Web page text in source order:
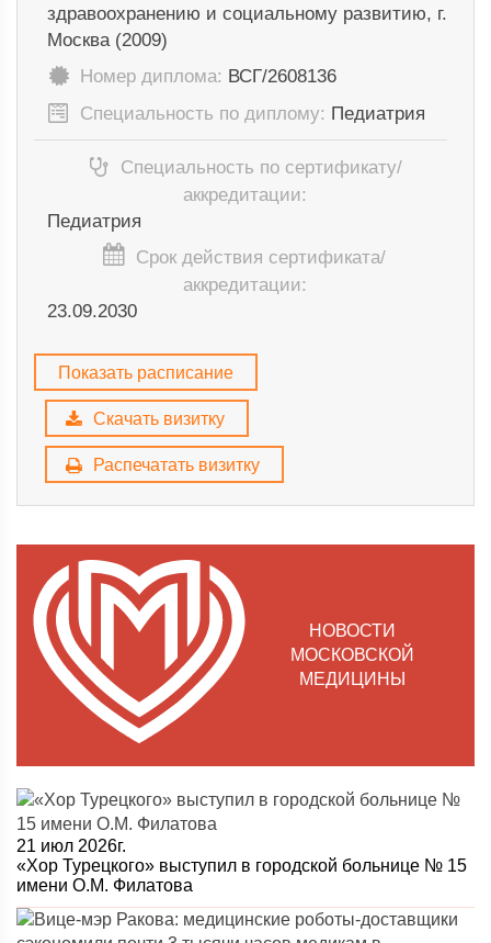
здравоохранению и социальному развитию, г.
Москва (2009)
Номер диплома: ВСГ/2608136
Специальность по диплому: Педиатрия
Специальность по сертификату/
аккредитации:
Педиатрия
Срок действия сертификата/
аккредитации:
23.09.2030
Показать расписание
Скачать визитку
Распечатать визитку
НОВОСТИ
МОСКОВСКОЙ
МЕДИЦИНЫ
21 июл 2026г.
«Хор Турецкого» выступил в городской больнице № 15
имени О.М. Филатова